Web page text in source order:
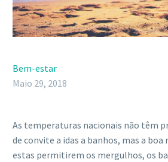
Bem-estar
Maio 29, 2018
As temperaturas nacionais não têm
de convite a idas a banhos, mas a boa
estas permitirem os mergulhos, os